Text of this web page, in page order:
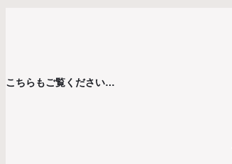
こちらもご覧ください…